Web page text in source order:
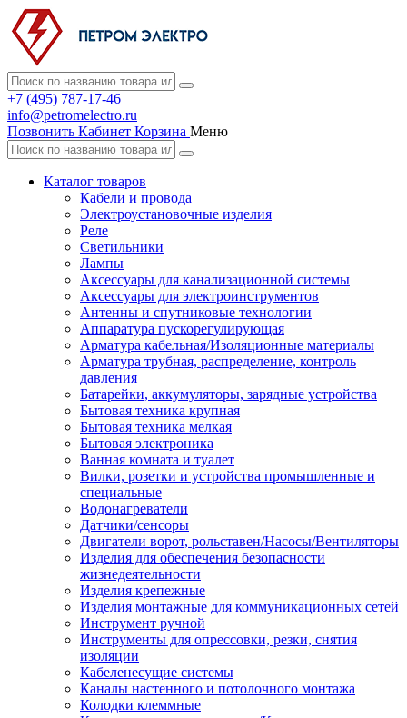
+7 (495) 787-17-46
info@petromelectro.ru
Позвонить Кабинет Корзина Меню
Каталог товаров
Кабели и провода
Электроустановочные изделия
Реле
Светильники
Лампы
Аксессуары для канализационной системы
Аксессуары для электроинструментов
Антенны и спутниковые технологии
Аппаратура пускорегулирующая
Арматура кабельная/Изоляционные материалы
Арматура трубная, распределение, контроль
давления
Батарейки, аккумуляторы, зарядные устройства
Бытовая техника крупная
Бытовая техника мелкая
Бытовая электроника
Ванная комната и туалет
Вилки, розетки и устройства промышленные и
специальные
Водонагреватели
Датчики/сенсоры
Двигатели ворот, рольставен/Насосы/Вентиляторы
Изделия для обеспечения безопасности
жизнедеятельности
Изделия крепежные
Изделия монтажные для коммуникационных сетей
Инструмент ручной
Инструменты для опрессовки, резки, снятия
изоляции
Кабеленесущие системы
Каналы настенного и потолочного монтажа
Колодки клеммные